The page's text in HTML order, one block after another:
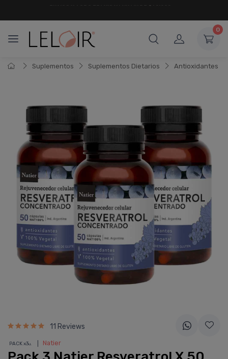
0
Suplementos Suplementos Dietarios Antioxidantes
11 Reviews
PACK x3u. Natier